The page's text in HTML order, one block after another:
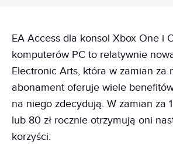
EA Access dla konsol Xbox One i
komputerów PC to relatywnie
Electronic Arts, która w zamian za
abonament oferuje wiele
na niego zdecydują. W zamian za
lub 80 zł rocznie otrzymują oni
korzyści: